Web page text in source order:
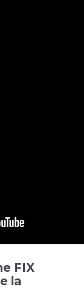
FIX
la